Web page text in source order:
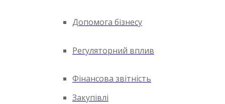
Допомога бізнесу
Регуляторний вплив
Фінансова звітність
Закупівлі